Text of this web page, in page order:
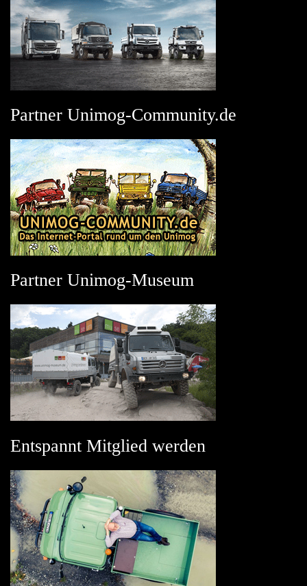
Partner Unimog-Community.de
Partner Unimog-Museum
Entspannt Mitglied werden